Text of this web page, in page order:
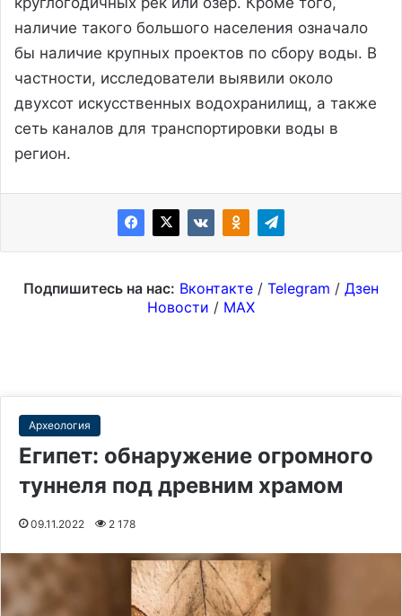
наличие такого большого населения означало
бы наличие крупных проектов по сбору воды. В
частности, исследователи выявили около
двухсот искусственных водохранилищ, а также
сеть каналов для транспортировки воды в
регион.
Подпишитесь на нас: Вконтакте / Telegram / Дзен
Новости / MAX